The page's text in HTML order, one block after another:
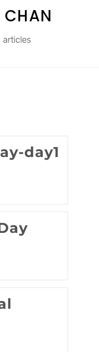
CHAN
articles
day1